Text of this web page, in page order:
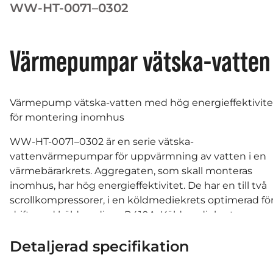
WW-HT-0071–0302
Värmepumpar vätska-vatten
Värmepump vätska-vatten med hög
för montering inomhus
WW-HT-0071–0302 är en serie vätska-
vattenvärmepumpar för uppvärmning av vatten i en
värmebärarkrets. Aggregaten, som skall monteras
inomhus, har hög energieffektivitet. De har en till två
scrollkompressorer, i en köldmediekrets optimerad
drift med köldmedium R410A. Köldmediekretsen
en plattvärmeväxlare mot värmebärarsidan
Detaljerad specifikation